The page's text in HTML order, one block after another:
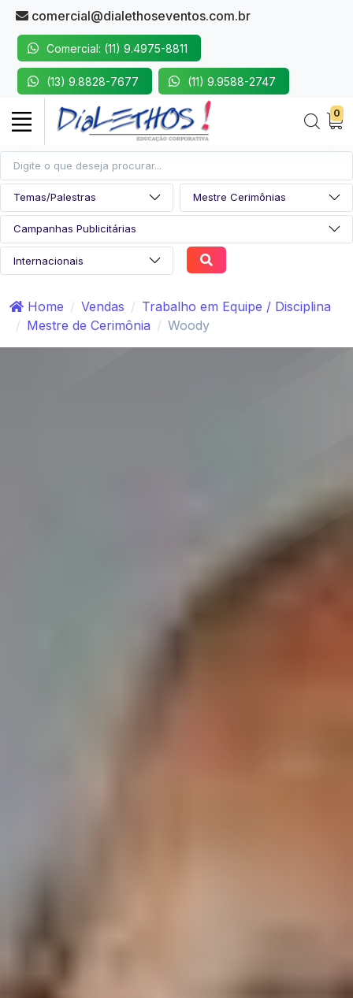
comercial@dialethoseventos.com.br
Comercial: (11) 9.4975-8811
(13) 9.8828-7677 (11) 9.9588-2747
0
Home Vendas
Trabalho em Equipe / Disciplina
Mestre de Cerimônia
Woody